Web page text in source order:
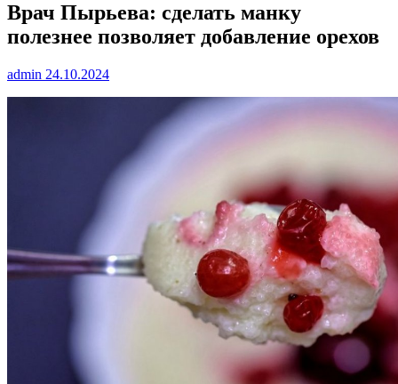
Врач Пырьева: сделать манку
полезнее позволяет добавление орехов
admin 24.10.2024